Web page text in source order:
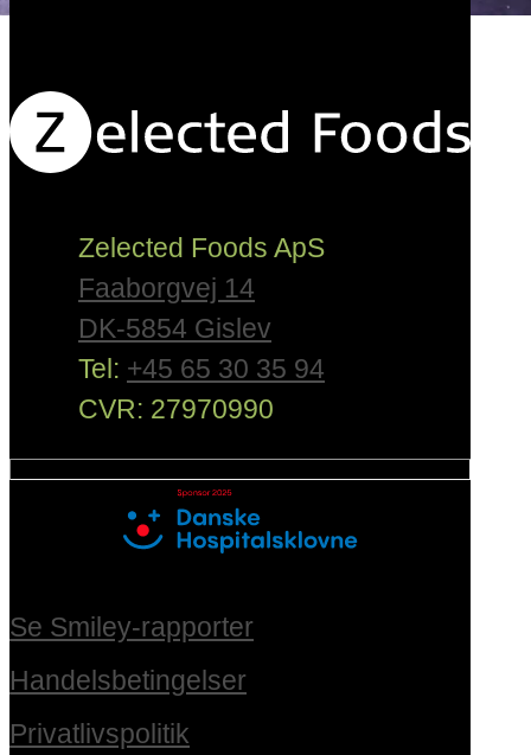
Zelected Foods ApS
Faaborgvej 14
DK-5854 Gislev
Tel: +45 65 30 35 94
CVR: 27970990
Se Smiley-rapporter
Handelsbetingelser
Privatlivspolitik